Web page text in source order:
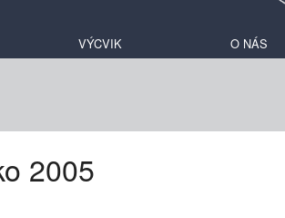
VÝCVIK O NÁS
2005